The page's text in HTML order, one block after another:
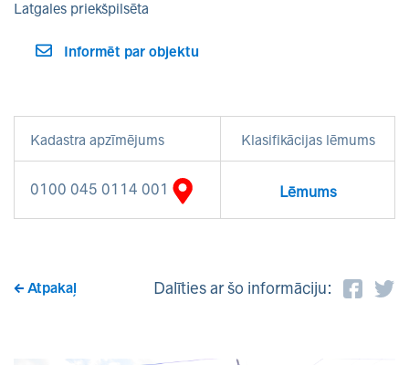
Latgales priekšpilsēta
Informēt par objektu
Kadastra apzīmējums Klasifikācijas lēmums
0100 045 0114 001 Lēmums
Atpakaļ Dalīties ar šo informāciju: